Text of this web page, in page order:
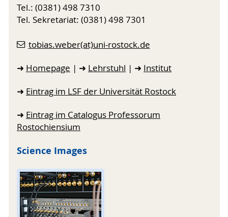
Tel.: (0381) 498 7310
Tel. Sekretariat: (0381) 498 7301
tobias.weber(at)uni-rostock.de
➜ Homepage | ➜ Lehrstuhl | ➜ Institut
➜ Eintrag im LSF der Universität Rostock
➜ Eintrag im Catalogus Professorum
Rostochiensium
Science Images